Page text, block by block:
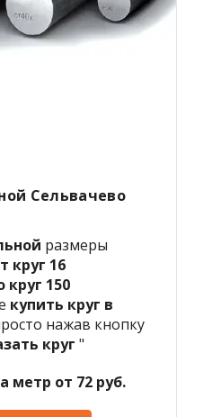
Сельвачево
размеры
круг 16
круг 150
купить круг в
нажав кнопку
круг "
метр от 72 руб.